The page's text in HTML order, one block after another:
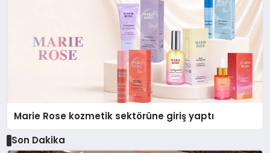
Marie Rose kozmetik sektörüne giriş yaptı
Son Dakika